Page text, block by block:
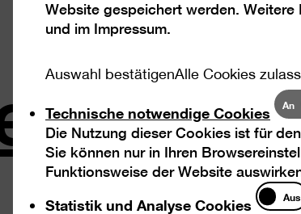
Besuch Ausstellungen
Website gespeichert werden.
und im Impressum.
Auswahl bestätigenAlle Cookies
Technische notwendige Cookies
An
Die Nutzung dieser Cookies ist für
Sie können nur in Ihren
Funktionsweise der Website
Statistik und Analyse Cookies und
Aus